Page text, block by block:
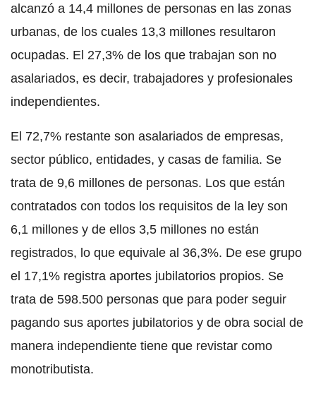
alcanzó a 14,4 millones de personas en las zonas
urbanas, de los cuales 13,3 millones resultaron
ocupadas. El 27,3% de los que trabajan son no
asalariados, es decir, trabajadores y profesionales
independientes.
El 72,7% restante son asalariados de empresas,
sector público, entidades, y casas de familia. Se
trata de 9,6 millones de personas. Los que están
contratados con todos los requisitos de la ley son
6,1 millones y de ellos 3,5 millones no están
registrados, lo que equivale al 36,3%. De ese grupo
el 17,1% registra aportes jubilatorios propios. Se
trata de 598.500 personas que para poder seguir
pagando sus aportes jubilatorios y de obra social de
manera independiente tiene que revistar como
monotributista.